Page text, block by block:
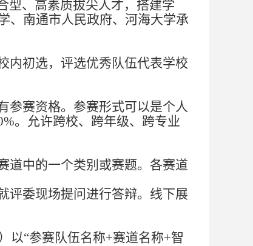
型、高素质拔尖人才，搭建学
、南通市人民政府、河海大学承
初选， 评选优秀队伍代表学校
参赛资格。参赛形式可以是个人
。允许跨校、跨年级、跨专业
道中的一个类别或赛题。各赛道
评委现场提问进行答辩。线下展
以“参赛队伍名称+赛道名称+智